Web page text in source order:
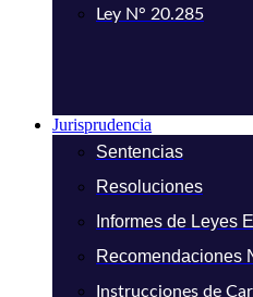
Ley N° 20.285
Jurisprudencia
Sentencias
Resoluciones
Informes de Leyes
Recomendaciones
Instrucciones de